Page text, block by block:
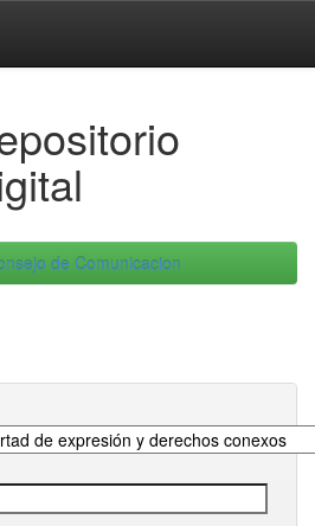
de Comunicacion